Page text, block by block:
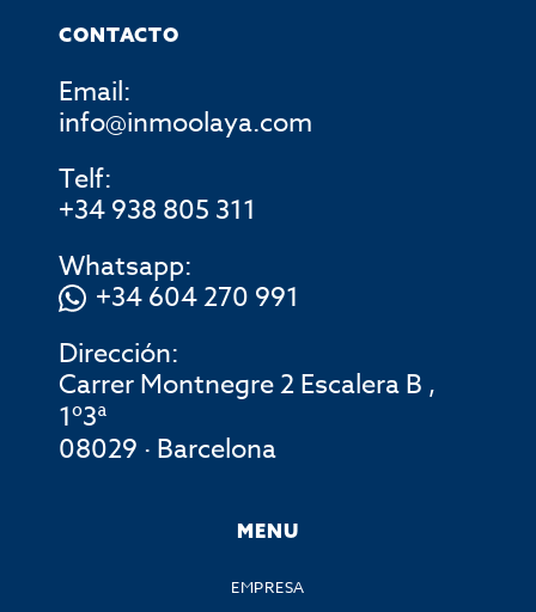
CONTACTO
Email:
info@inmoolaya.com
Telf:
+34 938 805 311
Whatsapp:
+34 604 270 991
Dirección:
Carrer Montnegre 2 Escalera B ,
1º3ª
08029 · Barcelona
MENU
EMPRESA